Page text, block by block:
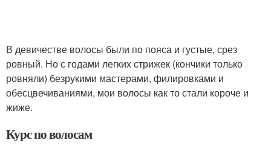
В девичестве волосы были по пояса и густые, срез
ровный. Но с годами легких стрижек (кончики только
ровняли) безрукими мастерами, филировками и
обесцвечиваниями, мои волосы как то стали короче и
жиже.
Курс по волосам